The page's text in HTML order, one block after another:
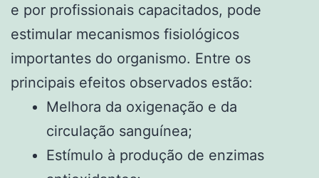
e por profissionais capacitados, pode
estimular mecanismos fisiológicos
importantes do organismo. Entre os
principais efeitos observados estão:
Melhora da oxigenação e da
circulação sanguínea;
Estímulo à produção de enzimas